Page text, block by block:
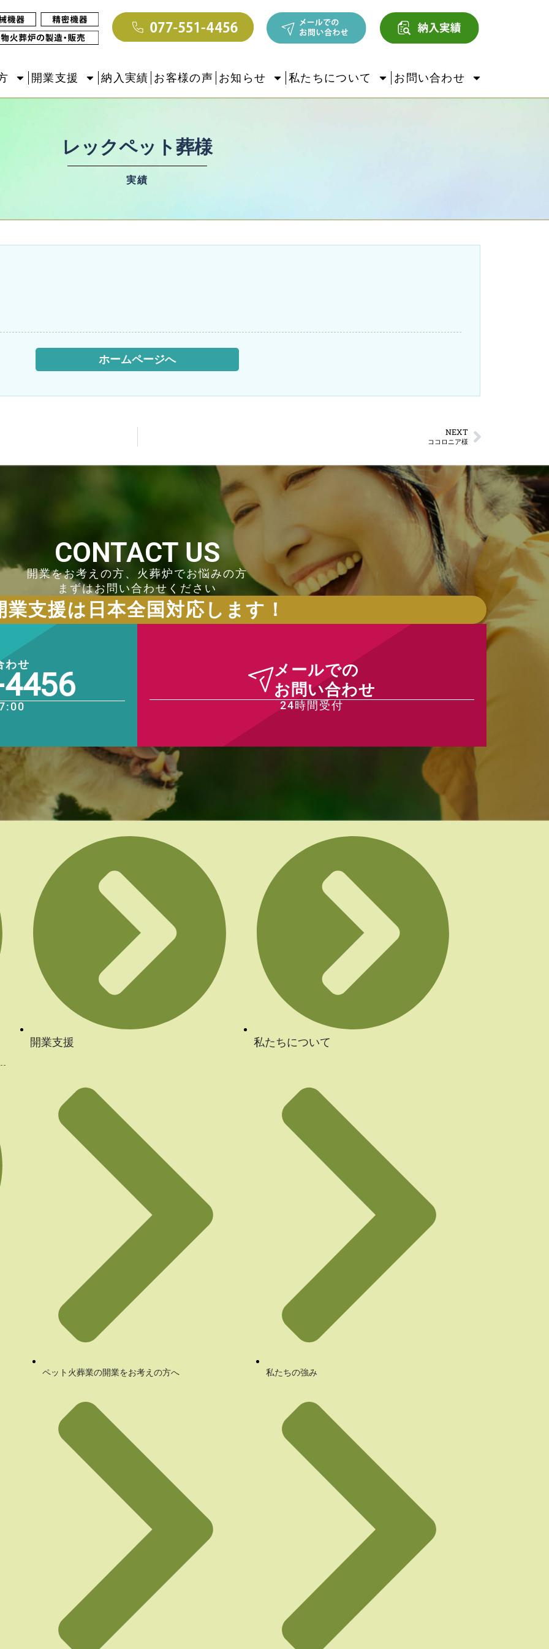
開業支援 納入実績 お客様の声 お知らせ 私たちについて お問い合わせ
レックペット葬様
実績
ホームページへ
NEXT
ココロニア様
CONTACT US
開業をお考えの方、火葬炉でお悩みの方
まずはお問い合わせください
業支援は日本全国対応します！
わせ
メールでの
お問い合わせ
24時間受付
開業支援
ペット火葬業の開業をお考えの方へ
私たちについて
私たちの強み